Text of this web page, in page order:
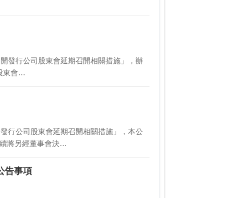
發行公司股東會延期召開相關措施」，辦
東會…
行公司股東會延期召開相關措施」，本公
將另經董事會決…
告事項